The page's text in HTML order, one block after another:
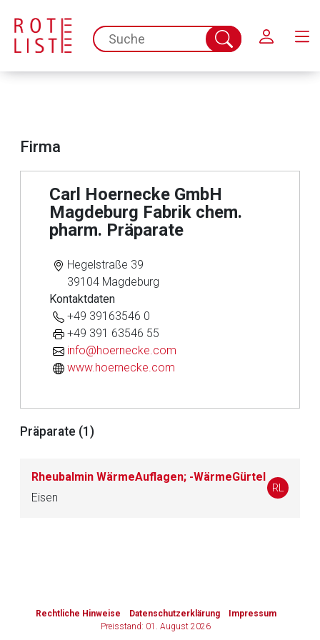
spc.search.input.placeholder
Suche
abschicken
Firma
Carl Hoernecke GmbH
Magdeburg Fabrik chem.
pharm. Präparate
Hegelstraße 39
39104 Magdeburg
Kontaktdaten
+49 39163546 0
+49 391 63546 55
info@hoernecke.com
www.hoernecke.com
Präparate (1)
Rheubalmin WärmeAuflagen; -WärmeGürtel
Eisen
RL
Rechtliche Hinweise Datenschutzerklärung
Impressum
Preisstand: 01. August 2026
Aufruf einer externen Seite
Seite. Für die Inhalte der externen Web-Seite ist deren
Betreiber verantwortlich. Ebenso gelten dort ggf. andere
Datenschutzbestimmungen.
Zurück zur rote-liste.de